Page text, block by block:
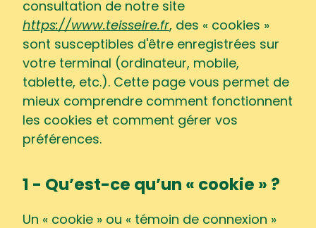
consultation de notre site
https://www.teisseire.fr, des « cookies »
sont susceptibles d'être enregistrées sur
votre terminal (ordinateur, mobile,
tablette, etc.). Cette page vous permet de
mieux comprendre comment fonctionnent
les cookies et comment gérer vos
préférences.
1 - Qu’est-ce qu’un « cookie » ?
Un « cookie » ou « témoin de connexion »